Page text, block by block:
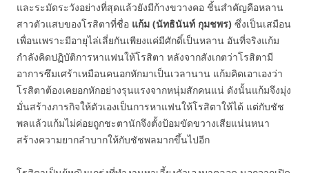
และระมัดระวังอย่างที่สุดแล้วยังมีก้างขวางคอ ชิ้นสำคัญคือหลาน
สาวตัวแสบของโรสิตาที่ชื่อ แก้ม (นัทธินันท์ กุมชพร) ซึ่งเป็นเสมือน
เพื่อนเพราะมีอายุไล่เลี่ยกันเพียงแค่มีศักดิ์เป็นหลาน อันที่จริงแก้ม
กำลังคิดปฏิบัติการหาแฟนให้โรสิตา หลังจากสังเกตว่าโรสิตามี
อาการซึมเศร้าเหมือนคนอกหักมาเป็นเวลานาน แก้มคิดเอาเองว่า
โรสิตาต้องเคยอกหักอย่างรุนแรงจากหนุ่มสักคนแน่ ดังนั้นแก้มจึงมุ่ง
มั่นสร้างภารกิจให้ตัวเองเป็นการหาแฟนให้โรสิตาให้ได้ แต่กับชัช
พลแล้วแก้มไม่ค่อยถูกชะตานักจึงตั้งป้อมขัดขวางเสียแน่นหนา
สร้างความยากลำบากให้กับชัชพลมากขึ้นไปอีก